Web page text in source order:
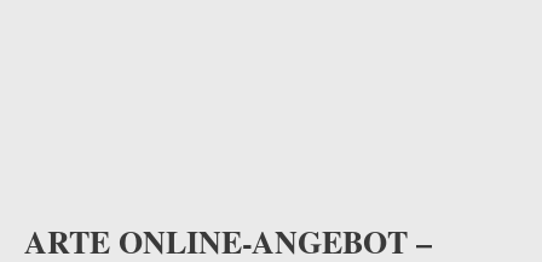
ARTE ONLINE-ANGEBOT –